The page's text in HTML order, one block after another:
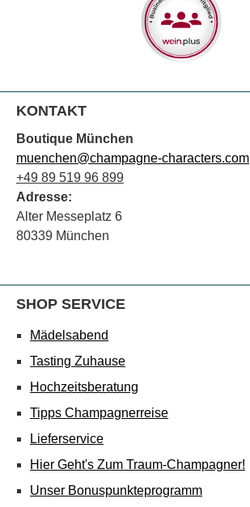
KONTAKT
Boutique München
muenchen@champagne-characters.com
+49 89 519 96 899
Adresse:
Alter Messeplatz 6
80339 München
SHOP SERVICE
Mädelsabend
Tasting Zuhause
Hochzeitsberatung
Tipps Champagnerreise
Lieferservice
Hier Geht's Zum Traum-Champagner!
Unser Bonuspunkteprogramm